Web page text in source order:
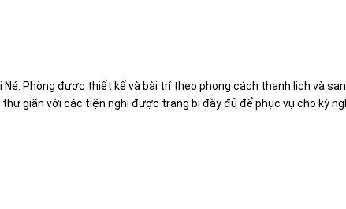
Phòng được thiết kế và bài trí theo phong cách thanh lịch và
giãn với các tiện nghi được trang bị đầy đủ để phục vụ cho kỳ